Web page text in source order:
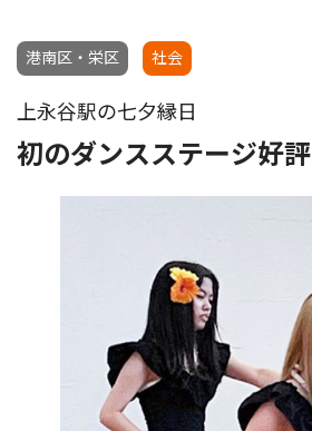
港南区・栄区 社会
上永谷駅の七夕縁日
初のダンスステージ好評